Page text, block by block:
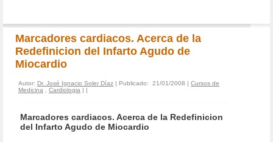
Marcadores cardiacos. Acerca de la
Redefinicion del Infarto Agudo de
Miocardio
Autor: Dr. José Ignacio Soler Díaz | Publicado: 21/01/2008 | Cursos de
Medicina
Cardiologia | |
Marcadores cardiacos. Acerca de la Redefinicion
del Infarto Agudo de Miocardio